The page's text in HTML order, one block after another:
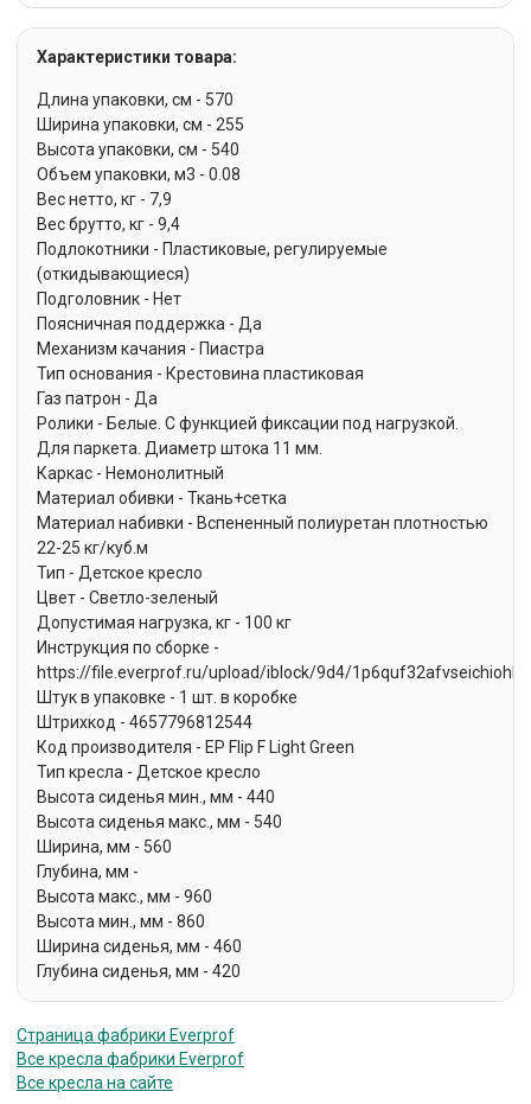
Характеристики товара:
Длина упаковки, см - 570
Ширина упаковки, см - 255
Высота упаковки, см - 540
Объем упаковки, м3 - 0.08
Вес нетто, кг - 7,9
Вес брутто, кг - 9,4
Подлокотники - Пластиковые, регулируемые
(откидывающиеся)
Подголовник - Нет
Поясничная поддержка - Да
Механизм качания - Пиастра
Тип основания - Крестовина пластиковая
Газ патрон - Да
Ролики - Белые. С функцией фиксации под нагрузкой.
Для паркета. Диаметр штока 11 мм.
Каркас - Немонолитный
Материал обивки - Ткань+сетка
Материал набивки - Вспененный полиуретан плотностью
22-25 кг/куб.м
Тип - Детское кресло
Цвет - Светло-зеленый
Допустимая нагрузка, кг - 100 кг
Инструкция по сборке -
https://file.everprof.ru/upload/iblock/9d4/
Штук в упаковке - 1 шт. в коробке
Штрихкод - 4657796812544
Код производителя - EP Flip F Light Green
Тип кресла - Детское кресло
Высота сиденья мин., мм - 440
Высота сиденья макс., мм - 540
Ширина, мм - 560
Глубина, мм -
Высота макс., мм - 960
Высота мин., мм - 860
Ширина сиденья, мм - 460
Глубина сиденья, мм - 420
Страница фабрики Everprof
Все кресла фабрики Everprof
Все кресла на сайте